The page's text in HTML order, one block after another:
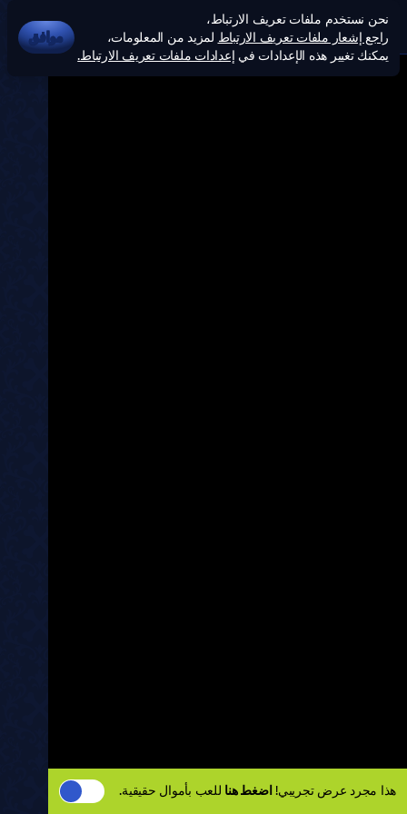
هذا مجرد عرض تجريبي! اضغط هنا للعب بأموال حقيقية.
نحن نستخدم ملفات تعريف الارتباط،
راجع إشعار ملفات تعريف الارتباط لمزيد من المعلومات،
يمكنك تغيير هذه الإعدادات في إعدادات ملفات تعريف الارتباط.
موافق